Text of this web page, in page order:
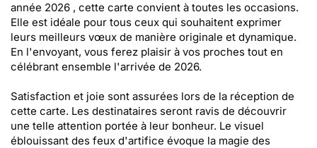
année 2026 , cette carte convient à toutes les occasions.
Elle est idéale pour tous ceux qui souhaitent exprimer
leurs meilleurs vœux de manière originale et dynamique.
En l'envoyant, vous ferez plaisir à vos proches tout en
célébrant ensemble l'arrivée de 2026.
Satisfaction et joie sont assurées lors de la réception de
cette carte. Les destinataires seront ravis de découvrir
une telle attention portée à leur bonheur. Le visuel
éblouissant des feux d'artifice évoque la magie des